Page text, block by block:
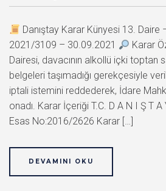
Danıştay Karar Künyesi 13.
2021/3109 – 30.09.2021
Karar
Dairesi, davacının alkollü içki toptan
belgeleri taşımadığı gerekçesiyle
iptali istemini reddederek, İdare
onadı. Karar İçeriği T.C. D A N I Ş T A
Esas No:2016/2626 Karar […]
DEVAMINI OKU